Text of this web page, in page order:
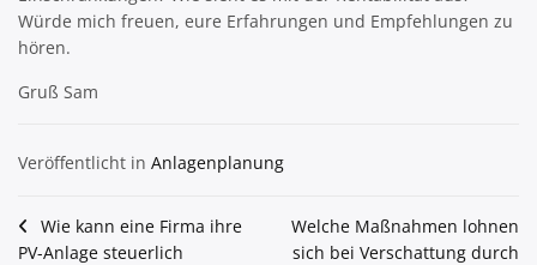
Würde mich freuen, eure Erfahrungen und Empfehlungen zu
hören.
Gruß Sam
Veröffentlicht in Anlagenplanung
Beitragsnavigation
Wie kann eine Firma ihre
PV-Anlage steuerlich
Welche Maßnahmen lohnen
sich bei Verschattung durch